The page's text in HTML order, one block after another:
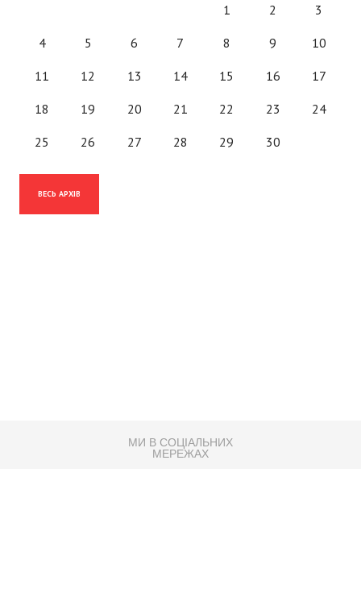
1
2 3
4 5 6 7 8 9 10
11 12 13 14 15 16 17
18 19 20 21 22 23 24
25 26 27 28 29 30
ВЕСЬ АРХІВ
МИ В СОЦІАЛЬНИХ
МЕРЕЖАХ